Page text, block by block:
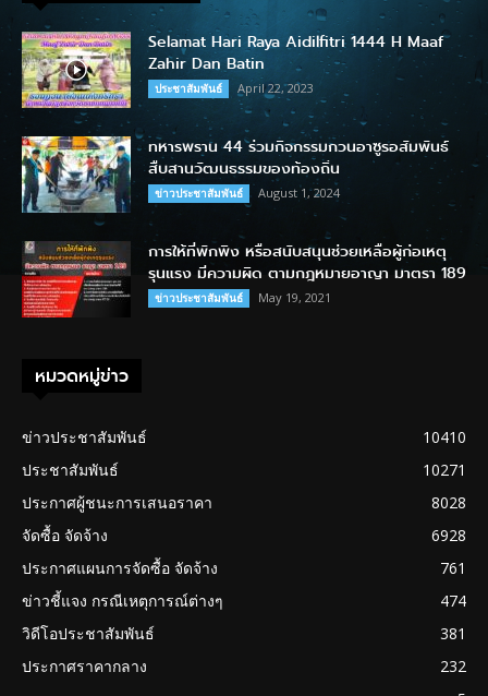
Selamat Hari Raya Aidilfitri 1444 H Maaf
Zahir Dan Batin
ประชาสัมพันธ์ April 22, 2023
ทหารพราน 44 ร่วมกิจกรรมกวนอาซูรอสัมพันธ์
สืบสานวัฒนธรรมของท้องถิ่น
ข่าวประชาสัมพันธ์ August 1, 2024
การให้ที่พักพิง หรือสนับสนุนช่วยเหลือผู้ก่อเหตุ
รุนแรง มีความผิด ตามกฎหมายอาญา มาตรา 189
ข่าวประชาสัมพันธ์ May 19, 2021
หมวดหมู่ข่าว
ข่าวประชาสัมพันธ์
10410
ประชาสัมพันธ์
10271
ประกาศผู้ชนะการเสนอราคา
8028
จัดซื้อ จัดจ้าง
6928
ประกาศแผนการจัดซื้อ จัดจ้าง
761
ข่าวชี้แจง กรณีเหตุการณ์ต่างๆ
474
วิดีโอประชาสัมพันธ์
381
ประกาศราคากลาง
232